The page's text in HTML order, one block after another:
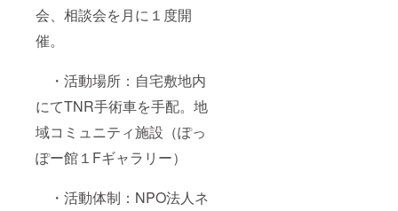
会、相談会を月に１度開
催。
・活動場所：自宅敷地内
にてTNR手術車を手配。地
域コミュニティ施設（ぽっ
ぽー館１Fギャラリー）
・活動体制：NPO法人ネ